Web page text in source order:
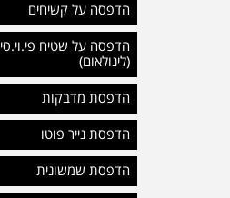
הדפסה על קשיחים
הדפסה על שטיח פי.וי.סי
(לינולאום)
הדפסת מדבקות
הדפסת נייר פוטו
הדפסת שמשונית